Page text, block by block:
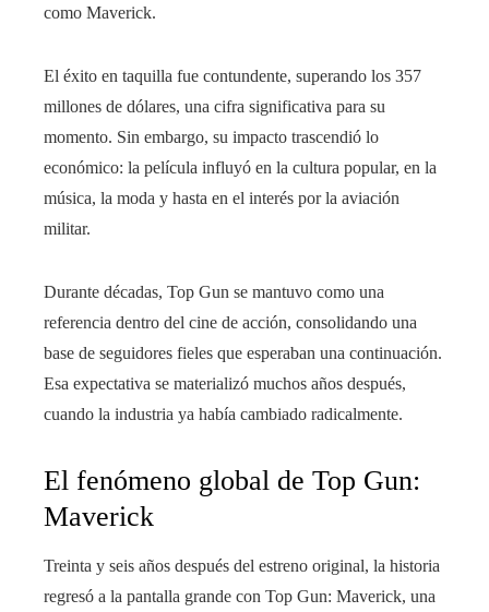
como Maverick.
El éxito en taquilla fue contundente, superando los 357
millones de dólares, una cifra significativa para su
momento. Sin embargo, su impacto trascendió lo
económico: la película influyó en la cultura popular, en la
música, la moda y hasta en el interés por la aviación
militar.
Durante décadas, Top Gun se mantuvo como una
referencia dentro del cine de acción, consolidando una
base de seguidores fieles que esperaban una continuación.
Esa expectativa se materializó muchos años después,
cuando la industria ya había cambiado radicalmente.
El fenómeno global de Top Gun:
Maverick
Treinta y seis años después del estreno original, la historia
regresó a la pantalla grande con Top Gun: Maverick, una